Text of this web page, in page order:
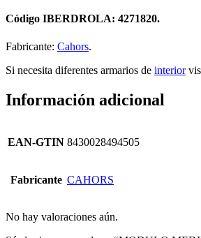
Código IBERDROLA: 4271820.
Fabricante: Cahors.
Si necesita diferentes armarios de interior
Información adicional
EAN-GTIN 8430028494505
Fabricante CAHORS
No hay valoraciones aún.